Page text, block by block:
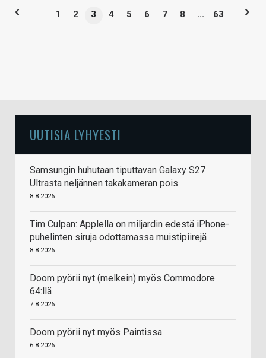
1 2 3 4 5 6 7 8 ... 63
UUTISIA LYHYESTI
Samsungin huhutaan tiputtavan Galaxy S27
Ultrasta neljännen takakameran pois
8.8.2026
Tim Culpan: Applella on miljardin edestä iPhone-
puhelinten siruja odottamassa muistipiirejä
8.8.2026
Doom pyörii nyt (melkein) myös Commodore
64:llä
7.8.2026
Doom pyörii nyt myös Paintissa
6.8.2026